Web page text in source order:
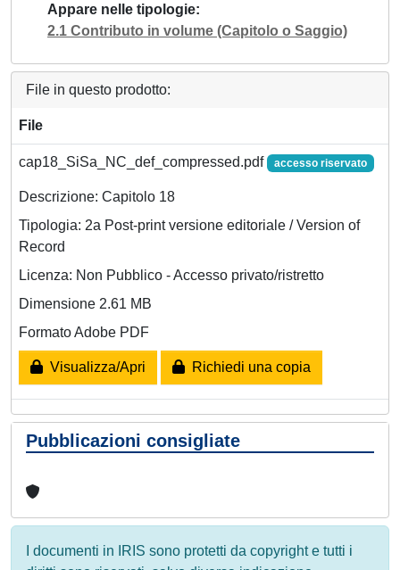
Appare nelle tipologie
2.1 Contributo in volume (Capitolo o Saggio)
File in questo prodotto:
File
cap18_SiSa_NC_def_compressed.pdf accesso riservato
Descrizione: Capitolo 18
Tipologia: 2a Post-print versione editoriale / Version of
Record
Licenza: Non Pubblico - Accesso privato/ristretto
Dimensione 2.61 MB
Formato Adobe PDF
Visualizza/Apri Richiedi una copia
Pubblicazioni consigliate
I documenti in IRIS sono protetti da copyright e tutti i